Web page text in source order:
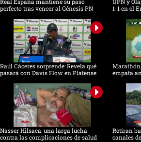
Real España mantiene su paso
perfecto tras vencer al Génesis PN
UPN y
1-1 en el
Raúl Cáceres sorprende: Revela qué
pasará con Davis Flow en Platense
empata
Nasser Hilsaca: una larga lucha
contra las complicaciones de salud
Retiran
canales